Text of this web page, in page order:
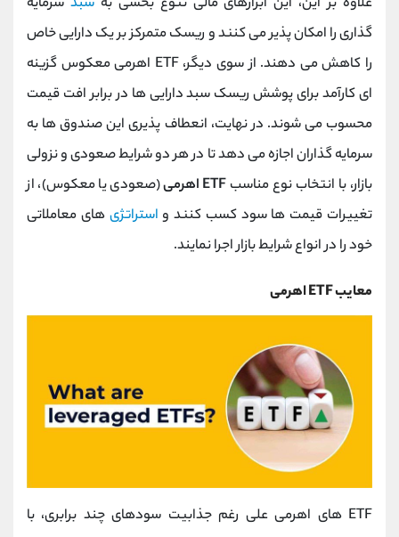
گذاری را امکان ‌پذیر می‌ کنند و ریسک متمرکز بر یک دارایی خاص
را کاهش می‌ دهند. از سوی دیگر، ETF اهرمی معکوس گزینه
‌ای کارآمد برای پوشش ریسک سبد دارایی ‌ها در برابر افت قیمت
محسوب می ‌شوند. در نهایت، انعطاف ‌پذیری این صندوق ‌ها به
سرمایه‌ گذاران اجازه می ‌دهد تا در هر دو شرایط صعودی و نزولی
بازار، با انتخاب نوع مناسب ETF اهرمی
(صعودی یا معکوس)، از
تغییرات قیمت ‌ها سود کسب کنند و استراتژی ‌های معاملاتی
خود را در انواع شرایط بازار اجرا نمایند.
معایب ETF اهرمی
ETF ‌های اهرمی علی ‌رغم جذابیت سودهای چند برابری، با